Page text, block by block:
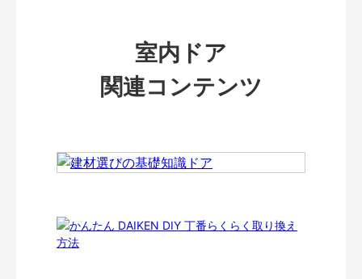
室内ドア
関連コンテンツ